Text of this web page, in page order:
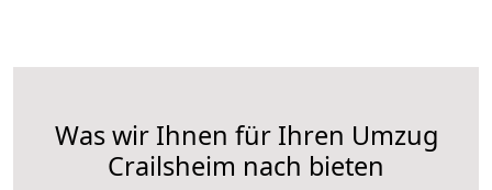
Was wir Ihnen für Ihren Umzug
Crailsheim nach bieten